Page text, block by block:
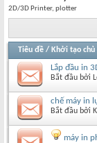
2D/3D Printer, plotter
Tiêu đề / Khởi tạo chủ
Lắp đầu in
Bắt đầu bởi
chế máy in
Bắt đầu bởi
máy in